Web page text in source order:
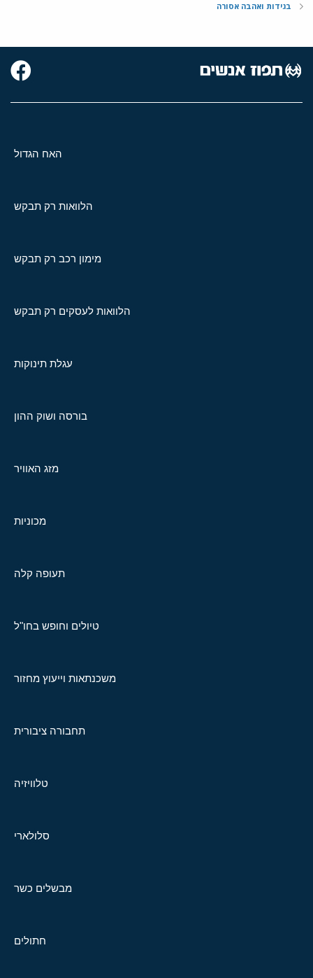
בגידות ואהבה אסורה
האח הגדול
הלוואות רק תבקש
מימון רכב רק תבקש
הלוואות לעסקים רק תבקש
עגלת תינוקות
בורסה ושוק ההון
מזג האוויר
מכוניות
תעופה קלה
טיולים וחופש בחו"ל
משכנתאות וייעוץ מחזור
תחבורה ציבורית
טלוויזיה
סלולארי
מבשלים כשר
חתולים